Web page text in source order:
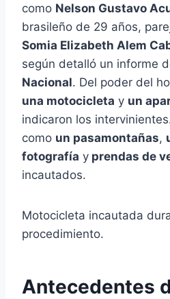
como Nelson Gustavo
brasileño de 29 años,
Somia Elizabeth Alem
según detalló un informe
Nacional. Del poder del
una motocicleta y un
indicaron los
como un pasamontañas,
fotografía y prendas de
incautados.
Motocicleta incautada
procedimiento.
Antecedentes